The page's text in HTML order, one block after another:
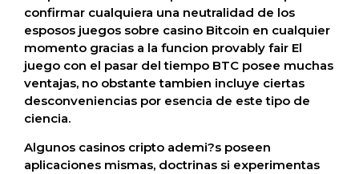
confirmar cualquiera una neutralidad de los
esposos juegos sobre casino Bitcoin en cualquier
momento gracias a la funcion provably fair El
juego con el pasar del tiempo BTC posee muchas
ventajas, no obstante tambien incluye ciertas
desconveniencias por esencia de este tipo de
ciencia.
Algunos casinos cripto ademi?s poseen
aplicaciones mismas, doctrinas si experimentas